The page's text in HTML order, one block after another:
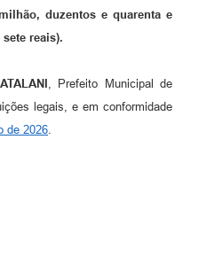
duzentos e quarenta e
reais).
, Prefeito Municipal de
legais, e em conformidade
de 2026.